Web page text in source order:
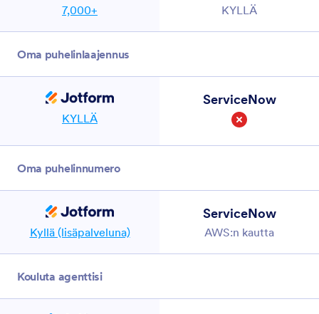
7,000+ KYLLÄ
Oma puhelinlaajennus
KYLLÄ
ServiceNow
Oma puhelinnumero
Kyllä (lisäpalveluna)
ServiceNow
AWS:n kautta
Kouluta agenttisi